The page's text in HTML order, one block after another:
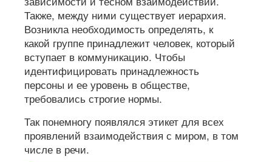
Также, между ними существует иерархия.
Возникла необходимость определять, к
какой группе принадлежит человек, который
вступает в коммуникацию. Чтобы
идентифицировать принадлежность
персоны и ее уровень в обществе,
требовались строгие нормы.
Так понемногу появлялся этикет для всех
проявлений взаимодействия с миром, в том
числе в речи.